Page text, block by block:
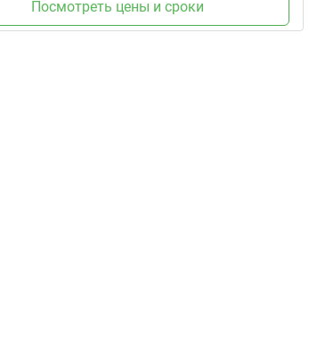
Посмотреть цены и сроки